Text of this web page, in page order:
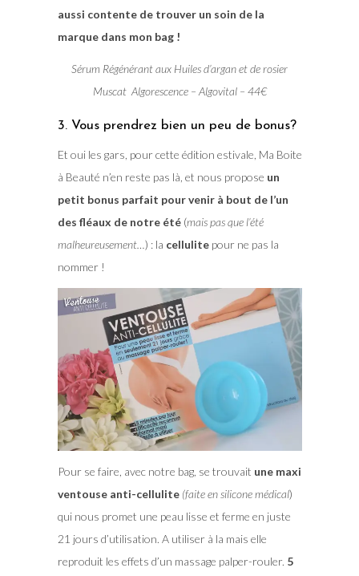
aussi contente de trouver un soin de la
marque dans mon bag !
Sérum Régénérant aux Huiles d’argan et de rosier
Muscat Algorescence – Algovital – 44€
3. Vous prendrez bien un peu de bonus?
Et oui les gars, pour cette édition estivale, Ma Boite
à Beauté n’en reste pas là, et nous propose un
petit bonus parfait pour venir à bout de l’un
des fléaux de notre été(mais pas que l’été
malheureusement…) : la cellulitepour ne pas la
nommer !
Pour se faire, avec notre bag, se trouvait une maxi
ventouse anti-cellulite (faite en silicone médical)
qui nous promet une peau lisse et ferme en juste
21 jours d’utilisation. A utiliser à la mais elle
reproduit les effets d’un massage palper-rouler. 5